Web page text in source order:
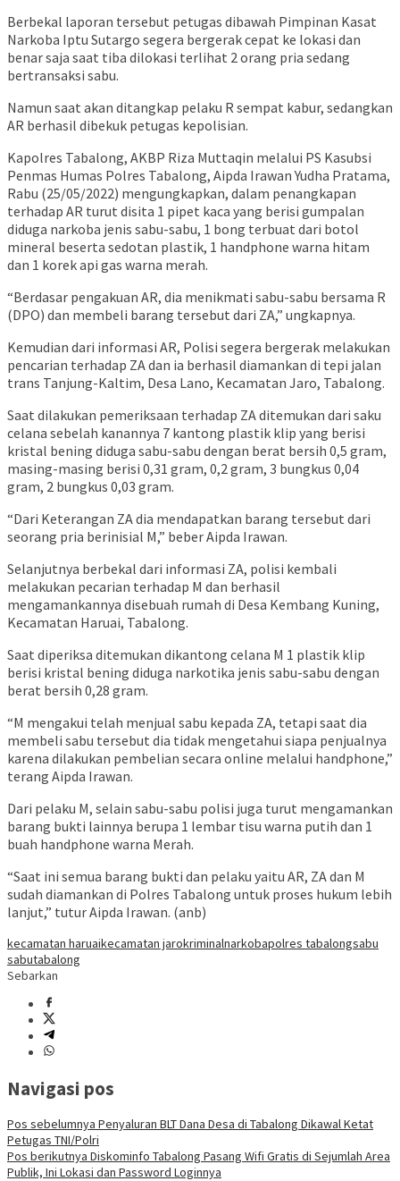
Berbekal laporan tersebut petugas dibawah Pimpinan Kasat
Narkoba Iptu Sutargo segera bergerak cepat ke lokasi dan
benar saja saat tiba dilokasi terlihat 2 orang pria sedang
bertransaksi sabu.
Namun saat akan ditangkap pelaku R sempat kabur, sedangkan
AR berhasil dibekuk petugas kepolisian.
Kapolres Tabalong, AKBP Riza Muttaqin melalui PS Kasubsi
Penmas Humas Polres Tabalong, Aipda Irawan Yudha Pratama,
Rabu (25/05/2022) mengungkapkan, dalam penangkapan
terhadap AR turut disita 1 pipet kaca yang berisi gumpalan
diduga narkoba jenis sabu-sabu, 1 bong terbuat dari botol
mineral beserta sedotan plastik, 1 handphone warna hitam
dan 1 korek api gas warna merah.
“Berdasar pengakuan AR, dia menikmati sabu-sabu bersama R
(DPO) dan membeli barang tersebut dari ZA,” ungkapnya.
Kemudian dari informasi AR, Polisi segera bergerak melakukan
pencarian terhadap ZA dan ia berhasil diamankan di tepi jalan
trans Tanjung-Kaltim, Desa Lano, Kecamatan Jaro, Tabalong.
Saat dilakukan pemeriksaan terhadap ZA ditemukan dari saku
celana sebelah kanannya 7 kantong plastik klip yang berisi
kristal bening diduga sabu-sabu dengan berat bersih 0,5 gram,
masing-masing berisi 0,31 gram, 0,2 gram, 3 bungkus 0,04
gram, 2 bungkus 0,03 gram.
“Dari Keterangan ZA dia mendapatkan barang tersebut dari
seorang pria berinisial M,” beber Aipda Irawan.
Selanjutnya berbekal dari informasi ZA, polisi kembali
melakukan pecarian terhadap M dan berhasil
mengamankannya disebuah rumah di Desa Kembang Kuning,
Kecamatan Haruai, Tabalong.
Saat diperiksa ditemukan dikantong celana M 1 plastik klip
berisi kristal bening diduga narkotika jenis sabu-sabu dengan
berat bersih 0,28 gram.
“M mengakui telah menjual sabu kepada ZA, tetapi saat dia
membeli sabu tersebut dia tidak mengetahui siapa penjualnya
karena dilakukan pembelian secara online melalui handphone,”
terang Aipda Irawan.
Dari pelaku M, selain sabu-sabu polisi juga turut mengamankan
barang bukti lainnya berupa 1 lembar tisu warna putih dan 1
buah handphone warna Merah.
“Saat ini semua barang bukti dan pelaku yaitu AR, ZA dan M
sudah diamankan di Polres Tabalong untuk proses hukum lebih
lanjut,” tutur Aipda Irawan. (anb)
kecamatan haruaikecamatan jarokriminalnarkobapolres tabalongsabu
sabutabalong
Sebarkan
Navigasi pos
Pos sebelumnya Penyaluran BLT Dana Desa di Tabalong Dikawal Ketat
Petugas TNI/Polri
Pos berikutnya Diskominfo Tabalong Pasang Wifi Gratis di Sejumlah Area
Publik, Ini Lokasi dan Password Loginnya